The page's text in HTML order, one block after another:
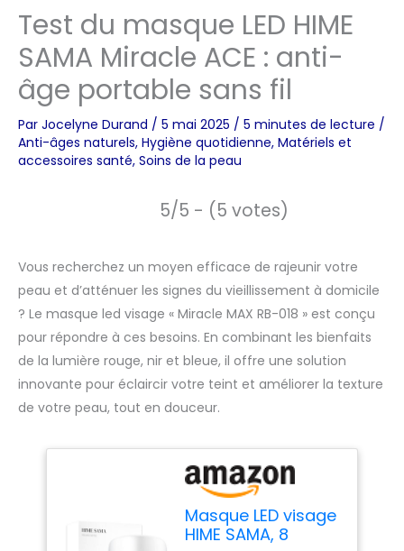
Test du masque LED HIME
SAMA Miracle ACE : anti-
âge portable sans fil
Par Jocelyne Durand / 5 mai 2025 / 5 minutes de lecture /
Anti-âges naturels, Hygiène quotidienne, Matériels et
accessoires santé, Soins de la peau
5/5 - (5 votes)
Vous recherchez un moyen efficace de rajeunir votre
peau et d’atténuer les signes du vieillissement à domicile
? Le masque led visage « Miracle MAX RB-018 » est conçu
pour répondre à ces besoins. En combinant les bienfaits
de la lumière rouge, nir et bleue, il offre une solution
innovante pour éclaircir votre teint et améliorer la texture
de votre peau, tout en douceur.
Masque LED visage
HIME SAMA, 8